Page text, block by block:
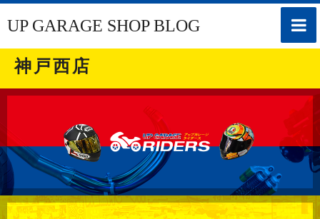
toggle
UP GARAGE SHOP BLOG
神戸西店